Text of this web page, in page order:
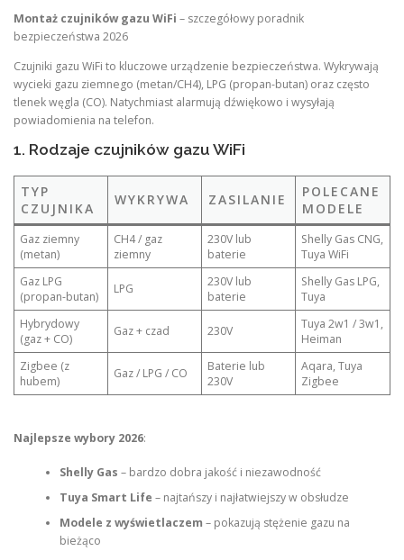
Montaż czujników gazu WiFi – szczegółowy poradnik
bezpieczeństwa 2026
Czujniki gazu WiFi to kluczowe urządzenie bezpieczeństwa. Wykrywają
wycieki gazu ziemnego (metan/CH4), LPG (propan-butan) oraz często
tlenek węgla (CO). Natychmiast alarmują dźwiękowo i wysyłają
powiadomienia na telefon.
1. Rodzaje czujników gazu WiFi
TYP
CZUJNIKA
WYKRYWA ZASILANIE
POLECANE
MODELE
Gaz ziemny
(metan)
CH4 / gaz
ziemny
230V lub
baterie
Shelly Gas CNG,
Tuya WiFi
Gaz LPG
(propan-butan)
LPG
230V lub
baterie
Shelly Gas LPG,
Tuya
Hybrydowy
(gaz + CO)
Gaz + czad 230V
Tuya 2w1 / 3w1,
Heiman
Zigbee (z
hubem)
Gaz / LPG / CO
Baterie lub
230V
Aqara, Tuya
Zigbee
Najlepsze wybory 2026:
Shelly Gas – bardzo dobra jakość i niezawodność
Tuya Smart Life – najtańszy i najłatwiejszy w obsłudze
Modele z wyświetlaczem – pokazują stężenie gazu na
bieżąco